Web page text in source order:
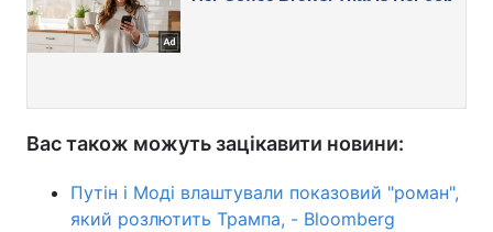
Вас також можуть зацікавити новини:
Путін і Моді влаштували показовий "роман",
який розлютить Трампа, - Bloomberg